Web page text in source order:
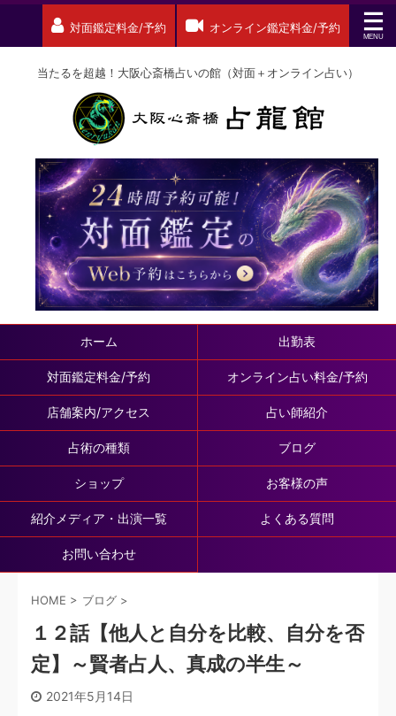
対面鑑定料金/予約 オンライン鑑定料金/予約
当たるを超越！大阪心斎橋占いの館（対面＋オンライン占い）
ホーム 出勤表
対面鑑定料金/予約 オンライン占い料金/予約
店舗案内/アクセス 占い師紹介
占術の種類 ブログ
ショップ お客様の声
紹介メディア・出演一覧 よくある質問
お問い合わせ
HOME > ブログ >
１２話【他人と自分を比較、自分を否
定】～賢者占人、真成の半生～
2021年5月14日